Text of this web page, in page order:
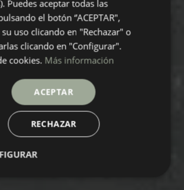
Puedes aceptar todas las
el botón “ACEPTAR",
uso clicando en "Rechazar" o
clicando en "Configurar".
cookies. Más información
ACEPTAR
RECHAZAR